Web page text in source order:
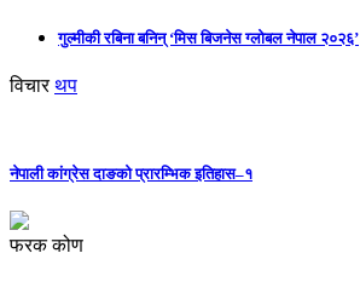
गुल्मीकी रबिना बनिन् ‘मिस बिजनेस ग्लोबल नेपाल २०२६’
विचार थप
नेपाली कांग्रेस दाङको प्रारम्भिक इतिहास–१
फरक कोण